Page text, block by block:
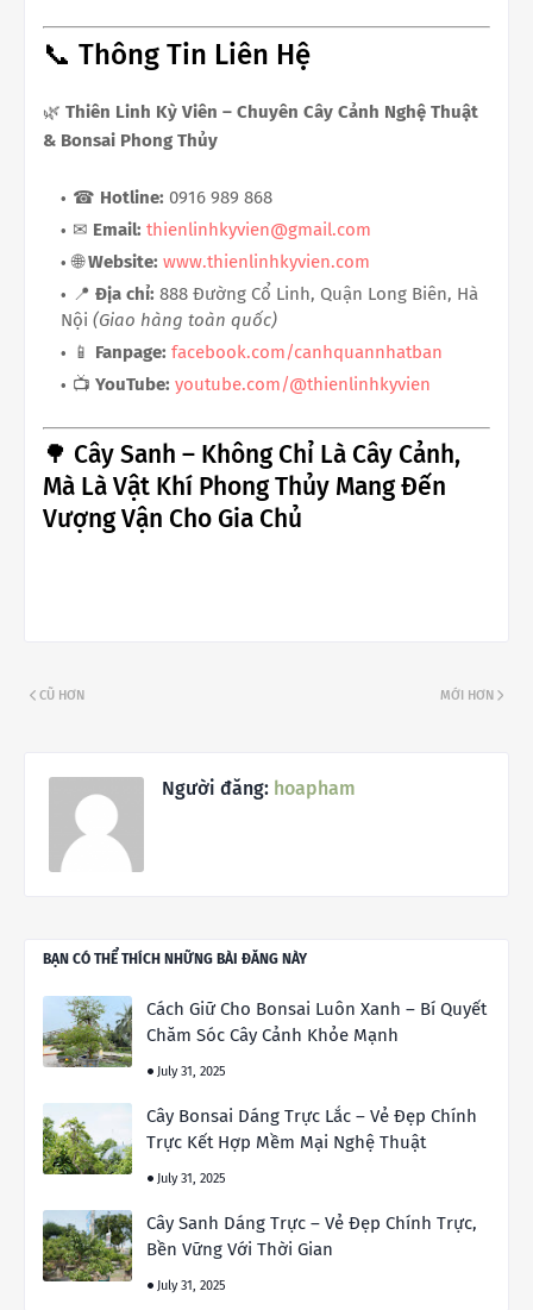
📞 Thông Tin Liên Hệ
🌿 Thiên Linh Kỳ Viên – Chuyên Cây Cảnh Nghệ Thuật
& Bonsai Phong Thủy
☎ Hotline: 0916 989 868
✉ Email: thienlinhkyvien@gmail.com
🌐Website: www.thienlinhkyvien.com
📍 Địa chỉ: 888 Đường Cổ Linh, Quận Long Biên, Hà
Nội (Giao hàng toàn quốc)
📱 Fanpage: facebook.com/canhquannhatban
📺 YouTube: youtube.com/@thienlinhkyvien
🌳 Cây Sanh – Không Chỉ Là Cây Cảnh,
Mà Là Vật Khí Phong Thủy Mang Đến
Vượng Vận Cho Gia Chủ
MỚI HƠN
CŨ HƠN
Người đăng: hoapham
BẠN CÓ THỂ THÍCH NHỮNG BÀI ĐĂNG NÀY
Cách Giữ Cho Bonsai Luôn Xanh – Bí Quyết
Chăm Sóc Cây Cảnh Khỏe Mạnh
July 31, 2025
Cây Bonsai Dáng Trực Lắc – Vẻ Đẹp Chính
Trực Kết Hợp Mềm Mại Nghệ Thuật
July 31, 2025
Cây Sanh Dáng Trực – Vẻ Đẹp Chính Trực,
Bền Vững Với Thời Gian
July 31, 2025